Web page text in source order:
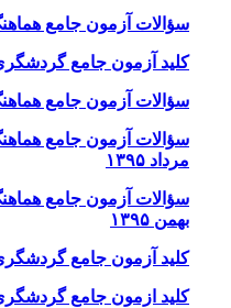
سؤالات آزمون جامع هماهنگ
کلید آزمون جامع گردشگری؛
سؤالات آزمون جامع هماهنگ
سؤالات آزمون جامع
مرداد ۱۳۹۵
سؤالات آزمون جامع
بهمن ۱۳۹۵
کلید آزمون جامع گردشگری؛‌
کلید ازمون جامع گردشگری؛